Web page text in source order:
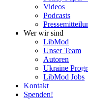
Videos
Pod­casts
Wer wir sind
LibMod
Unser Team
Autoren
Ukraine
LibMod Jobs
Kontakt
Spenden!